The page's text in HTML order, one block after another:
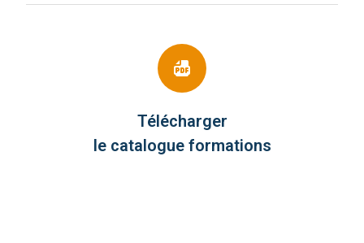
Télécharger
le catalogue formations